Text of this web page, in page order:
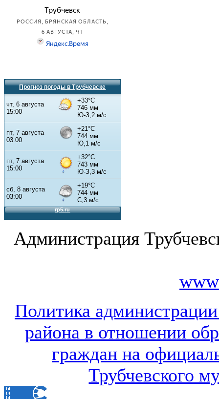
Прогноз погоды в Трубчевске
Администрация
Политика
района в отношении
граждан на
Трубчевского